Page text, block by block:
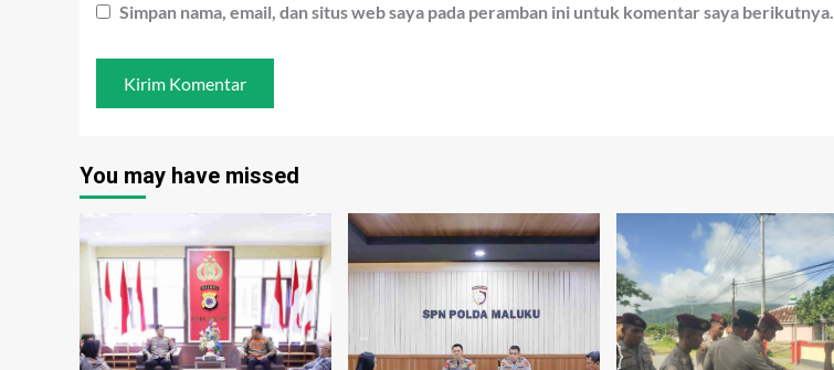
Simpan nama, email, dan situs web saya pada peramban ini untuk komentar saya berikutnya.
You may have missed